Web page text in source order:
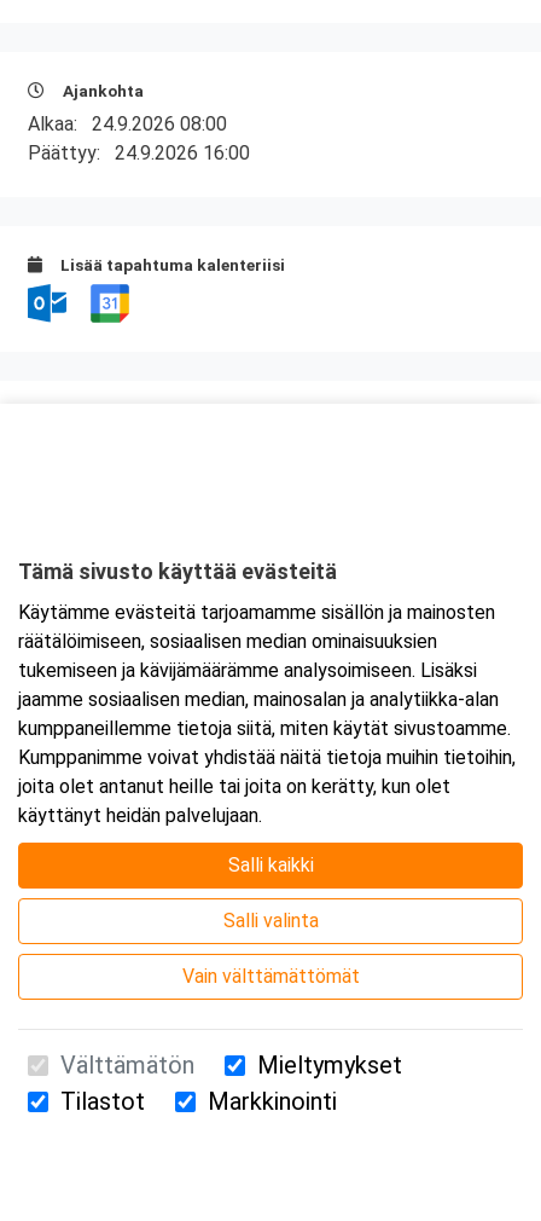
Ajankohta
Alkaa: 24.9.2026 08:00
Päättyy: 24.9.2026 16:00
Lisää tapahtuma kalenteriisi
Tarkempi kartta ja ajo-ohjeet
Suomen Ensiapukoulutus Oy / Valimotie 21 / 00380 Helsinki
Tämä sivusto käyttää evästeitä
Käytämme evästeitä tarjoamamme sisällön ja mainosten
räätälöimiseen, sosiaalisen median ominaisuuksien
tukemiseen ja kävijämäärämme analysoimiseen. Lisäksi
jaamme sosiaalisen median, mainosalan ja analytiikka-alan
kumppaneillemme tietoja siitä, miten käytät sivustoamme.
Kumppanimme voivat yhdistää näitä tietoja muihin tietoihin,
joita olet antanut heille tai joita on kerätty, kun olet
käyttänyt heidän palvelujaan.
Salli kaikki
Salli valinta
Vain välttämättömät
Välttämätön
Mieltymykset
Tilastot
Markkinointi